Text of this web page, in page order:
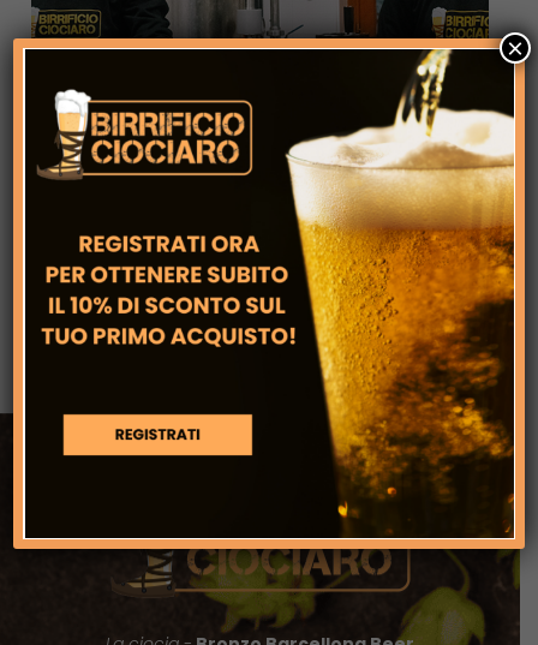
Servizio di mobile canning per birrifici e
non tra Frosinone e Roma
×